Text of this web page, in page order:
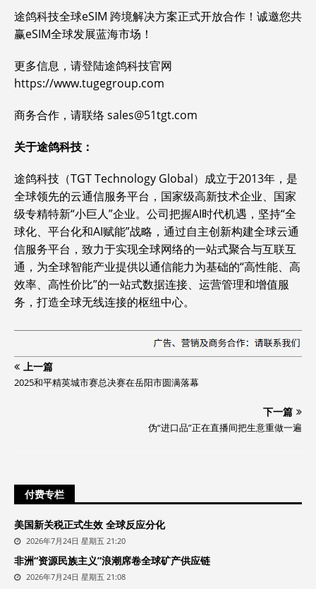
途鸽科技全球eSIM 跨境解决方案正式开放合作！诚邀您共
赢eSIM全球发展蓝海市场！
更多信息，请登陆途鸽科技官网
https://www.tugegroup.com
商务合作，请联络 sales@51tgt.com
关于途鸽科技：
途鸽科技（TGT Technology Global）成立于2013年，是
全球领先的云通信服务平台，国家级高新技术企业、国家
级专精特新“小巨人”企业。公司把握AI时代机遇，坚持“全
球化、平台化和AI赋能”战略，通过自主创新构建全球云通
信服务平台，致力于实现全球网络的一站式聚合与互联互
通，为全球智能产业提供以通信能力为基础的“高性能、高
效率、高性价比”的一站式数据连接、运营管理和增值服
务，打造全球无线连接的枢纽中心。
上一篇
2025和平精英城市赛总决赛在岳阳市圆满落幕
下一篇
伪“进口品”正在直播间把生意重做一遍
付费专栏
美国新关税正式生效 全球反应分化
2026年7月24日 星期五 21:20
非洲“资源民族主义”浪潮席卷全球矿产供应链
2026年7月24日 星期五 21:08